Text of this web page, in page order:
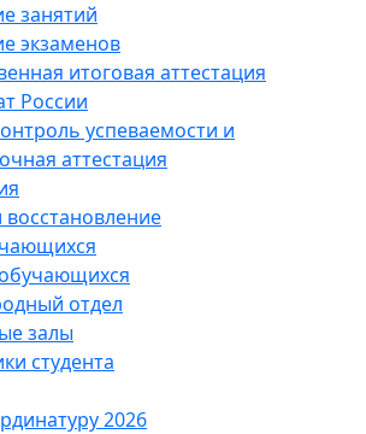
занятий
экзаменов
итоговая аттестация
России
успеваемости и
аттестация
отдел
залы
студента
2026